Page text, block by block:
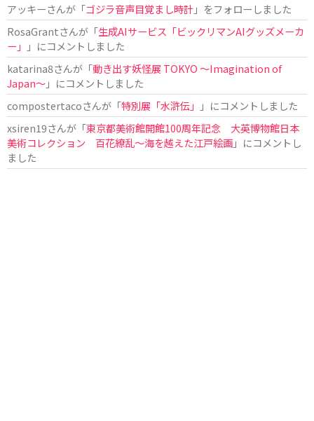
アッキーさんが「ゴジラ音声目覚まし時計」をフォローしました
RosaGrantさんが「生成AIサービス「ビックリマンAIグッズメーカ
ー」
」にコメントしました
katarina8さんが「動き出す妖怪展 TOKYO 〜Imagination of
Japan〜」にコメントしました
compostertacoさんが「特別展「水滸伝」
」にコメントしました
xsiren19さんが「東京都美術館開館100周年記念 大英博物館日本
美術コレクション 百花繚乱～海を越えた江戸絵画」にコメントし
ました